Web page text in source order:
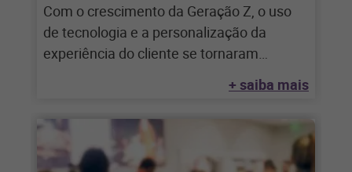
Com o crescimento da Geração Z, o uso
de tecnologia e a personalização da
experiência do cliente se tornaram
+ saiba mais